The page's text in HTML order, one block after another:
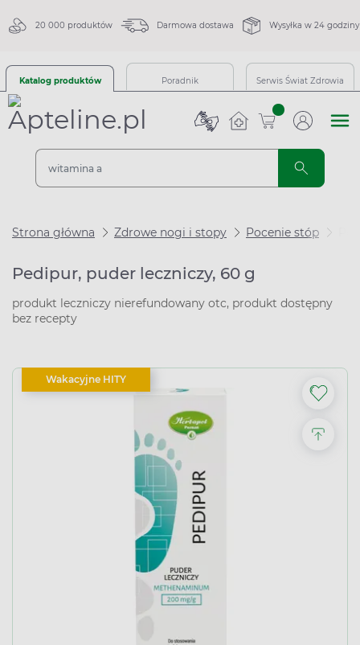
20 000 produktów Darmowa dostawa Wysyłka w 24 godziny
Katalog produktów Poradnik Serwis Świat Zdrowia
sztuk
Strona główna Zdrowe nogi i stopy Pocenie stóp
Pedipur, puder leczniczy, 60 g
produkt leczniczy nierefundowany otc, produkt dostępny
bez recepty
Wakacyjne HITY